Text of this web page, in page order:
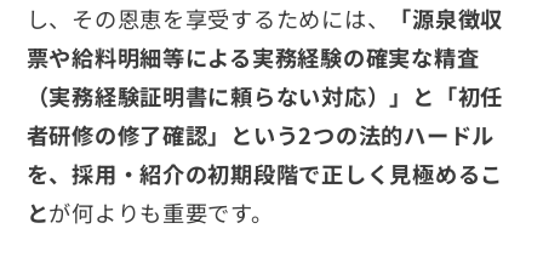
し、その恩恵を享受するためには、
「源泉徴収
票や給料明細等による実務経験の確実な精査
（実務経験証明書に頼らない対応）」と「初任
者研修の修了確認」という2つの法的ハードル
を、採用・紹介の初期段階で正しく見極めるこ
とが何よりも重要です。